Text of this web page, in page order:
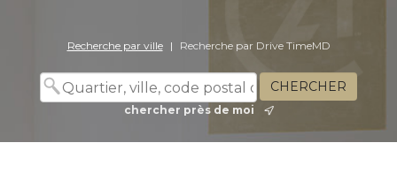
Recherche par ville | Recherche par Drive TimeMD
chercher près de moi